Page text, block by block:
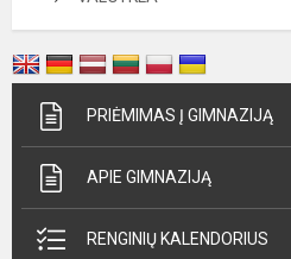
PRIĖMIMAS Į GIMNAZIJĄ
APIE GIMNAZIJĄ
RENGINIŲ KALENDORIUS